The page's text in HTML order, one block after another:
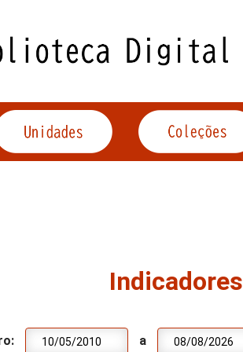
Indicadores
a